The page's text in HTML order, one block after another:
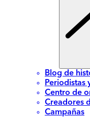
Blog de
Periodistas
Centro de
Creadores
Campañas